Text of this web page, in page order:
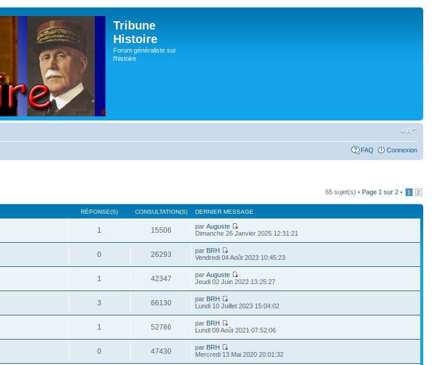
Tribune
Histoire
Forum généraliste sur
l'histoire
FAQ Connexion
65 sujet(s) • Page 1 sur 2 • 1 2
RÉPONSE(S) CONSULTATION(S) DERNIER MESSAGE
1 15506 parAuguste
Dimanche 26 Janvier 2025 12:31:21
0 26293 par BRH
Vendredi 04 Août 2023 10:45:23
1 42347 parAuguste
Jeudi 02 Juin 2022 13:25:27
3 66130 par BRH
Lundi 10 Juillet 2023 15:04:02
1 52786 par BRH
Lundi 09 Août 2021 07:52:06
0 47430 par BRH
Mercredi 13 Mai 2020 20:01:32